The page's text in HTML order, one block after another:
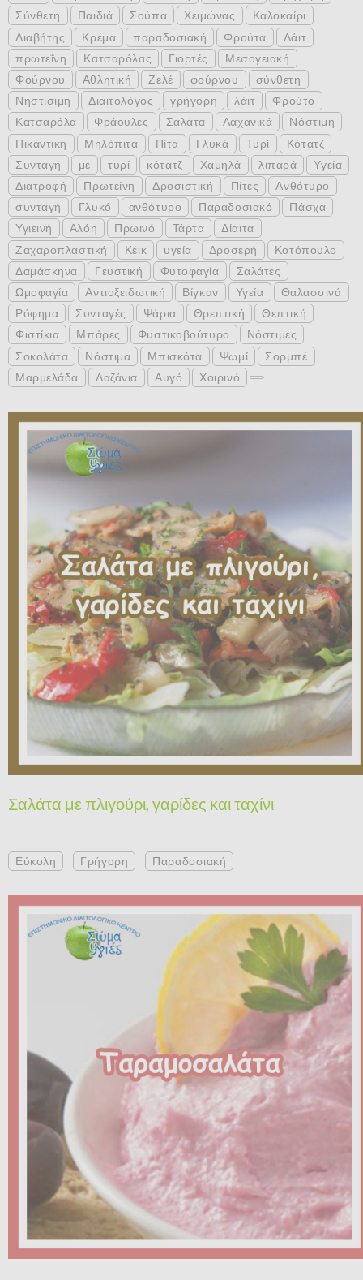
Σύνθετη
Παιδιά Σούπα Χειμώνας
Καλοκαίρι
Διαβήτης
Κρέμα παραδοσιακή Φρούτα
Λάιτ
πρωτεΐνη
Κατσαρόλας Γιορτές
Μεσογειακή
Φούρνου
Αθλητική Ζελέ φούρνου
σύνθετη
Νηστίσιμη
Διαιτολόγος γρήγορη λάιτ
Φρούτο
Κατσαρόλα
Φράουλες Σαλάτα Λαχανικά
Νόστιμη
Πικάντικη
Μηλόπιτα Πίτα Γλυκά Τυρί
Κότατζ
Συνταγή
με τυρί κότατζ Χαμηλά λιπαρά
Υγεία
Διατροφή
Πρωτείνη Δροσιστική Πίτες
Ανθότυρο
συνταγή
Γλυκό ανθότυρο Παραδοσιακό
Πάσχα
Υγιεινή
Αλόη Πρωινό Τάρτα
Δίαιτα
Ζαχαροπλαστική
Κέικ υγεία Δροσερή
Κοτόπουλο
Δαμάσκηνα
Γευστική Φυτοφαγία
Σαλάτες
Ωμοφαγία
Αντιοξειδωτική Βίγκαν Υγεία
Θαλασσινά
Ρόφημα
Συνταγές Ψάρια Θρεπτική
Θεπτική
Φιστίκια
Μπάρες Φυστικοβούτυρο
Νόστιμες
Σοκολάτα
Νόστιμα Μπισκότα Ψωμί
Σορμπέ
Μαρμελάδα
Λαζάνια Αυγό Χοιρινό
Σαλάτα με πλιγούρι, γαρίδες και ταχίνι
Εύκολη Γρήγορη Παραδοσιακή